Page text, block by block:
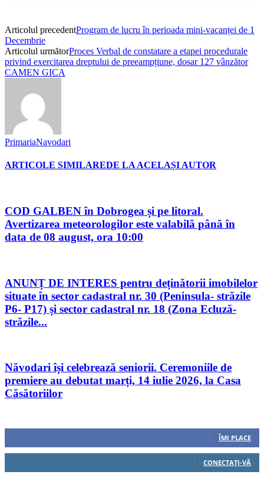
Articolul precedentProgram de lucru în perioada mini-vacanței de 1
Decembrie
Articolul următorProces Verbal de constatare a etapei procedurale
privind exercitarea dreptului de preeampțiune, dosar 127 vânzător
CAMEN GICA
PrimariaNavodari
ARTICOLE SIMILAREDE LA ACELAȘI AUTOR
COD GALBEN în Dobrogea și pe litoral.
Avertizarea meteorologilor este valabilă până în
data de 08 august, ora 10:00
ANUNȚ DE INTERES pentru deținătorii imobilelor
situate în sector cadastral nr. 30 (Peninsula- străzile
P6- P17) și sector cadastral nr. 18 (Zona Ecluză-
străzile...
Năvodari își celebrează seniorii. Ceremoniile de
premiere au debutat marți, 14 iulie 2026, la Casa
Căsătoriilor
ÎMI PLACE
CONECTAȚI-VĂ